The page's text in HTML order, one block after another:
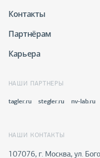
Контакты
Партнёрам
Карьера
НАШИ ПАРТНЕРЫ
tagler.ru stegler.ru nv-lab.ru
НАШИ КОНТАКТЫ
107076, г. Москва, ул.